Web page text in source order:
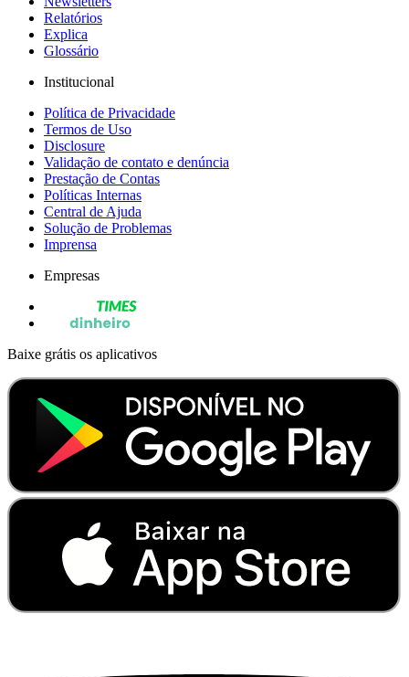
Relatórios
Explica
Glossário
Institucional
Política de Privacidade
Termos de Uso
Disclosure
Validação de contato e denúncia
Prestação de Contas
Políticas Internas
Central de Ajuda
Solução de Problemas
Imprensa
Empresas
Baixe grátis os aplicativos